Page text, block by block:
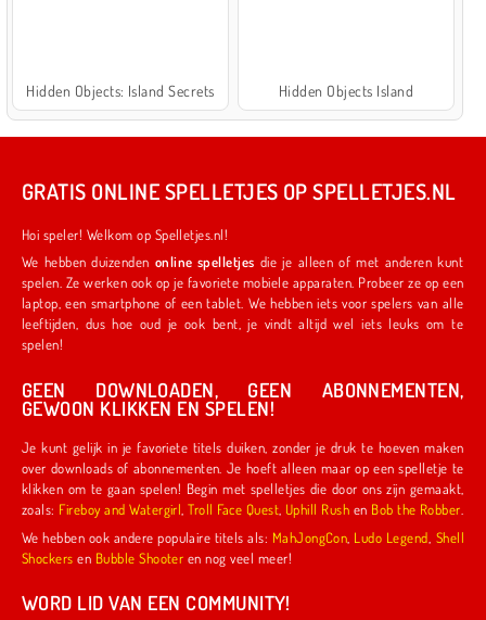
Hidden Objects: Island Secrets Hidden Objects Island
GRATIS ONLINE SPELLETJES OP SPELLETJES.NL
Hoi speler! Welkom op Spelletjes.nl!
We hebben duizenden online spelletjes die je alleen of met anderen kunt
spelen. Ze werken ook op je favoriete mobiele apparaten. Probeer ze op een
laptop, een smartphone of een tablet. We hebben iets voor spelers van alle
leeftijden, dus hoe oud je ook bent, je vindt altijd wel iets leuks om te
spelen!
GEEN DOWNLOADEN, GEEN ABONNEMENTEN,
GEWOON KLIKKEN EN SPELEN!
Je kunt gelijk in je favoriete titels duiken, zonder je druk te hoeven maken
over downloads of abonnementen. Je hoeft alleen maar op een spelletje te
klikken om te gaan spelen! Begin met spelletjes die door ons zijn gemaakt,
zoals:
Fireboy and Watergirl ,Troll Face Quest Uphill Rush en Bob the Robber
We hebben ook andere populaire titels als: MahJongCon Ludo Legend Shell
Shockers en Bubble Shooter en nog veel meer!
WORD LID VAN EEN COMMUNITY!